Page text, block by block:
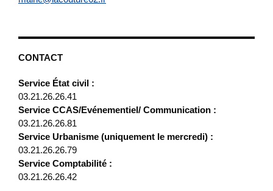
CONTACT
Service État civil :
03.21.26.26.41
Service CCAS/Evénementiel/ Communication :
03.21.26.26.81
Service Urbanisme (uniquement le mercredi) :
03.21.26.26.79
Service Comptabilité :
03.21.26.26.42